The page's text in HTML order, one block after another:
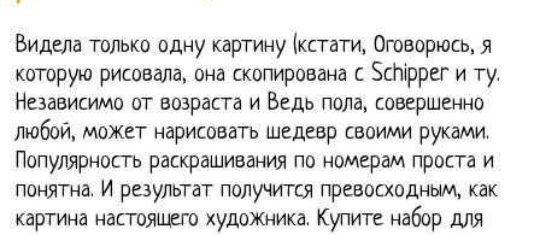
Видела только одну картину (кстати, Оговорюсь, я
которую рисовала, она скопирована c Schipper и ту.
Независимо от возраста и Ведь пола, совершенно
любой, может нарисовать шедевр своими руками.
Популярность раскрашивания по номерам проста и
понятна. И результат получится превосходным, как
картина настоящего художника. Купите набор для